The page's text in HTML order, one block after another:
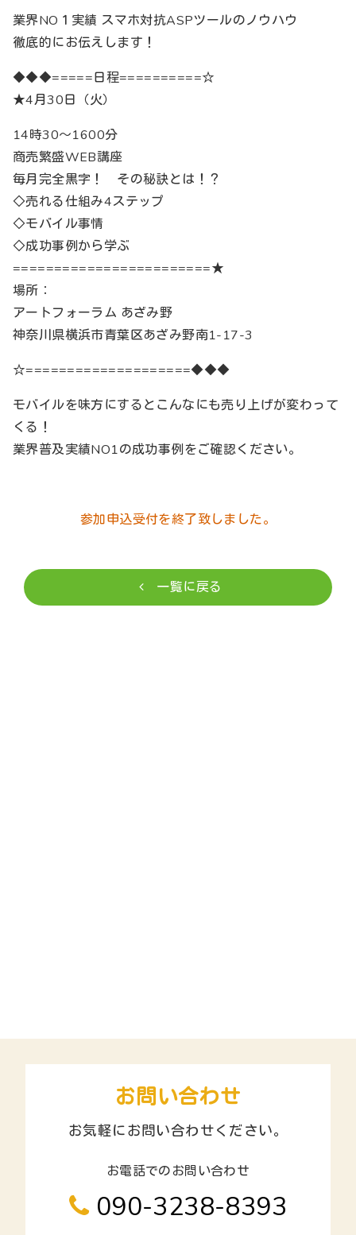
業界NO１実績 スマホ対抗ASPツールのノウハウ
徹底的にお伝えします！
◆◆◆=====日程==========☆
★4月30日（火）
14時30～1600分
商売繁盛WEB講座
毎月完全黒字！ その秘訣とは！？
◇売れる仕組み4ステップ
◇モバイル事情
◇成功事例から学ぶ
========================★
場所：
アートフォーラム あざみ野
神奈川県横浜市青葉区あざみ野南1-17-3
☆====================◆◆◆
モバイルを味方にするとこんなにも売り上げが変わって
くる！
業界普及実績NO1の成功事例をご確認ください。
参加申込受付を終了致しました。
一覧に戻る
お問い合わせ
お気軽にお問い合わせください。
お電話でのお問い合わせ
090-3238-8393